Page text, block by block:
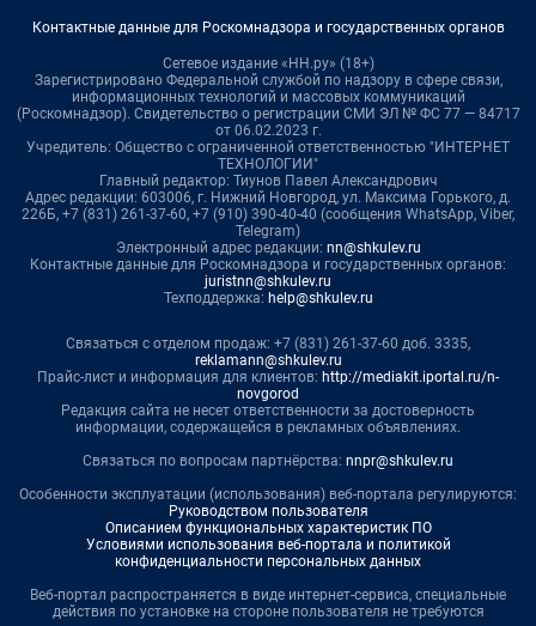
Контактные данные для Роскомнадзора и государственных органов
Сетевое издание «НН.ру» (18+)
Зарегистрировано Федеральной службой по надзору в сфере связи,
информационных технологий и массовых коммуникаций
(Роскомнадзор). Свидетельство о регистрации СМИ ЭЛ № ФС 77 — 84717
от 06.02.2023 г.
Учредитель: Общество с ограниченной ответственностью "ИНТЕРНЕТ
ТЕХНОЛОГИИ"
Главный редактор: Тиунов Павел Александрович
Адрес редакции: 603006, г. Нижний Новгород, ул. Максима Горького, д.
226Б, +7 (831) 261-37-60, +7 (910) 390-40-40 (сообщения WhatsApp, Viber,
Telegram)
Электронный адрес редакции: nn@shkulev.ru
Контактные данные для Роскомнадзора и государственных органов:
juristnn@shkulev.ru
Техподдержка: help@shkulev.ru
Связаться с отделом продаж: +7 (831) 261-37-60 доб. 3335,
reklamann@shkulev.ru
Прайс-лист и информация для клиентов: http://mediakit.iportal.ru/n-
novgorod
Редакция сайта не несет ответственности за достоверность
информации, содержащейся в рекламных объявлениях.
Связаться по вопросам партнёрства: nnpr@shkulev.ru
Особенности эксплуатации (использования) веб-портала регулируются:
Руководством пользователя
Описанием функциональных характеристик ПО
Условиями использования веб-портала и политикой
конфиденциальности персональных данных
Веб-портал распространяется в виде интернет-сервиса, специальные
действия по установке на стороне пользователя не требуются